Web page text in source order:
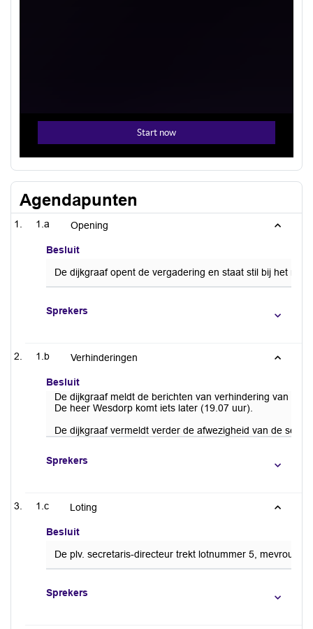
Agendapunten
1.a Opening
Besluit
De dijkgraaf opent de vergadering en staat stil bij het
Sprekers
1.b Verhinderingen
Besluit
De dijkgraaf meldt de berichten van verhindering van
De heer Wesdorp komt iets later (19.07 uur).
De dijkgraaf vermeldt verder de afwezigheid van de
Sprekers
1.c Loting
Besluit
De plv. secretaris-directeur trekt lotnummer 5, mevrouw
Sprekers